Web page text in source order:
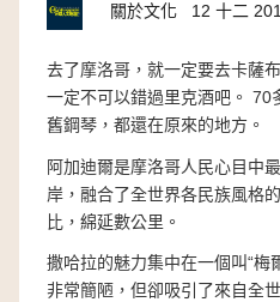
關於文化 12 十二
去了摩洛哥，就一定要去卡薩
一定不可以錯過里克酒吧。 70
舊鋼琴，都還在原來的地方。
阿加迪爾是摩洛哥人民心目中
岸，融合了全世界各民族風格
比，綿延數公里。
撒哈拉的魅力集中在一個叫“梅
非常簡陋，但卻吸引了來自全